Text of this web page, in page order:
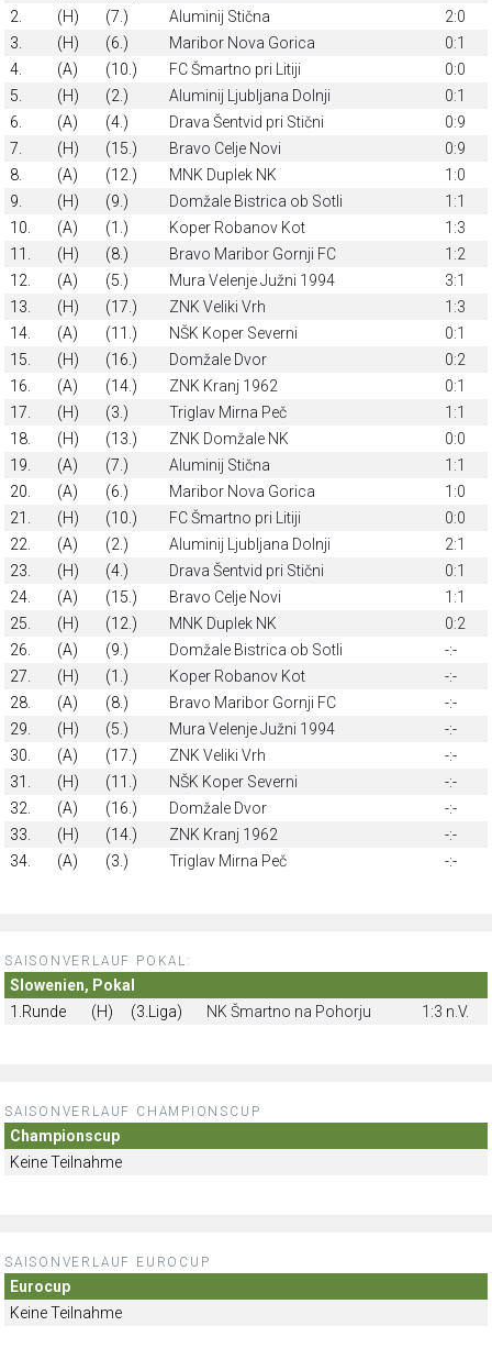
2.
(H) (7.) Aluminij Stična
2:0
3.
(H) (6.) Maribor Nova Gorica
0:1
4.
(A) (10.) FC Šmartno pri Litiji
0:0
5.
(H) (2.) Aluminij Ljubljana Dolnji
0:1
6.
(A) (4.) Drava Šentvid pri Stični
0:9
7.
(H) (15.) Bravo Celje Novi
0:9
8.
(A) (12.) MNK Duplek NK
1:0
9.
(H) (9.) Domžale Bistrica ob Sotli
1:1
10.
(A) (1.) Koper Robanov Kot
1:3
11.
(H) (8.) Bravo Maribor Gornji FC
1:2
12.
(A) (5.) Mura Velenje Južni 1994
3:1
13.
(H) (17.) ZNK Veliki Vrh
1:3
14.
(A) (11.) NŠK Koper Severni
0:1
15.
(H) (16.) Domžale Dvor
0:2
16.
(A) (14.) ZNK Kranj 1962
0:1
17.
(H) (3.) Triglav Mirna Peč
1:1
18.
(H) (13.) ZNK Domžale NK
0:0
19.
(A) (7.) Aluminij Stična
1:1
20.
(A) (6.) Maribor Nova Gorica
1:0
21.
(H) (10.) FC Šmartno pri Litiji
0:0
22.
(A) (2.) Aluminij Ljubljana Dolnji
2:1
23.
(H) (4.) Drava Šentvid pri Stični
0:1
24.
(A) (15.) Bravo Celje Novi
1:1
25.
(H) (12.) MNK Duplek NK
0:2
26.
(A) (9.) Domžale Bistrica ob Sotli
-:-
27.
(H) (1.) Koper Robanov Kot
-:-
28.
(A) (8.) Bravo Maribor Gornji FC
-:-
29.
(H) (5.) Mura Velenje Južni 1994
-:-
30.
(A) (17.) ZNK Veliki Vrh
-:-
31.
(H) (11.) NŠK Koper Severni
-:-
32.
(A) (16.) Domžale Dvor
-:-
33.
(H) (14.) ZNK Kranj 1962
-:-
34.
(A) (3.) Triglav Mirna Peč -:-
SAISONVERLAUF POKAL:
Slowenien, Pokal
1.Runde
(H) (3.Liga) NK Šmartno na Pohorju 1:3 n.V.
SAISONVERLAUF CHAMPIONSCUP
Championscup
Keine Teilnahme
SAISONVERLAUF EUROCUP
Eurocup
Keine Teilnahme